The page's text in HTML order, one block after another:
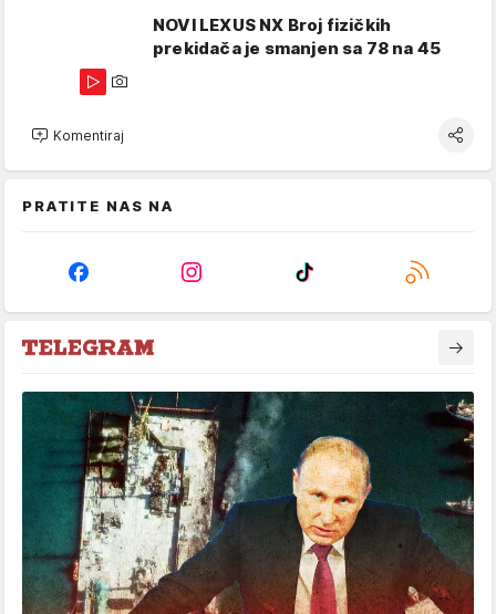
NOVI LEXUS NX Broj fizičkih
prekidača je smanjen sa 78 na 45
Komentiraj
PRATITE NAS NA